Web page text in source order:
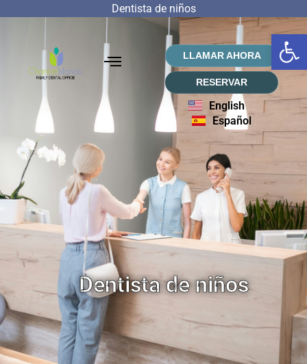
Abrir
Dentista de niños
LLAMAR AHORA
RESERVAR
English
Español
Dentista de niños